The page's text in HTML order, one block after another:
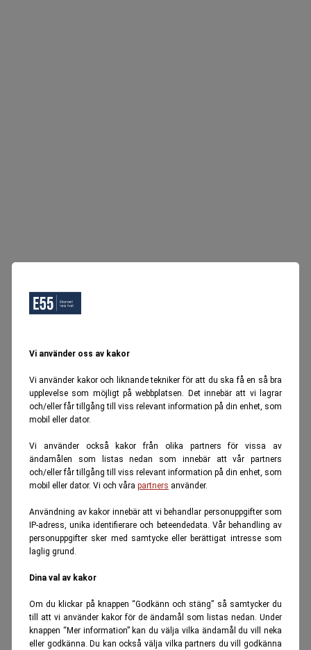
Vi använder oss av kakor
Vi använder kakor och liknande tekniker för att du ska få en så bra
upplevelse som möjligt på webbplatsen. Det innebär att vi lagrar
och/eller får tillgång till viss relevant information på din enhet, som
mobil eller dator.
Vi använder också kakor från olika partners för vissa av
ändamålen som listas nedan som innebär att vår partners
och/eller får tillgång till viss relevant information på din enhet, som
mobil eller dator. Vi och våra partners använder.
Användning av kakor innebär att vi behandlar personuppgifter som
IP-adress, unika identifierare och beteendedata. Vår behandling av
personuppgifter sker med samtycke eller berättigat intresse som
laglig grund.
Dina val av kakor
Om du klickar på knappen “Godkänn och stäng” så samtycker du
till att vi använder kakor för de ändamål som listas nedan. Under
knappen “Mer information” kan du välja vilka ändamål du vill neka
eller godkänna. Du kan också välja vilka partners du vill godkänna